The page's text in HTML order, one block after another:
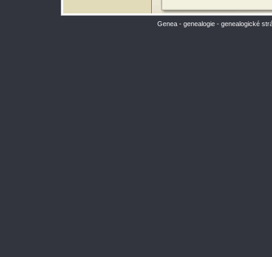
Genea - genealogie - genealogické